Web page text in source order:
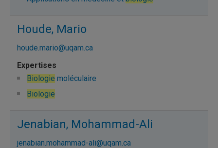
Houde, Mario
houde.mario@uqam.ca
Biologie moléculaire
Biologie
Jenabian, Mohammad-Ali
jenabian.mohammad-ali@uqam.ca